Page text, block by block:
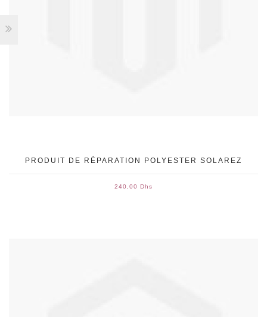
PRODUIT DE RÉPARATION POLYESTER SOLAREZ
240,00 Dhs